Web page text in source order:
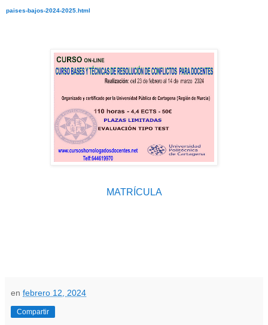
paises-bajos-2024-2025.html
MATRÍCULA
en febrero 12, 2024
Compartir